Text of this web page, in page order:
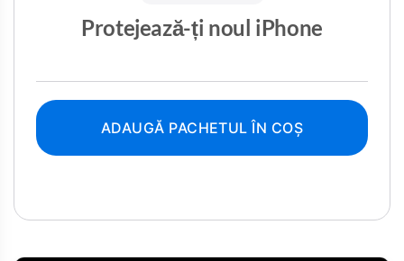
Protejează-ți noul iPhone
ADAUGĂ PACHETUL ÎN COȘ